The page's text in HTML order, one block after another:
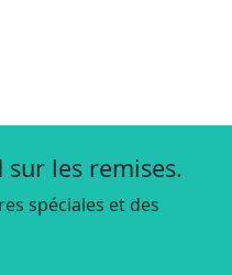
les remises.
spéciales et des